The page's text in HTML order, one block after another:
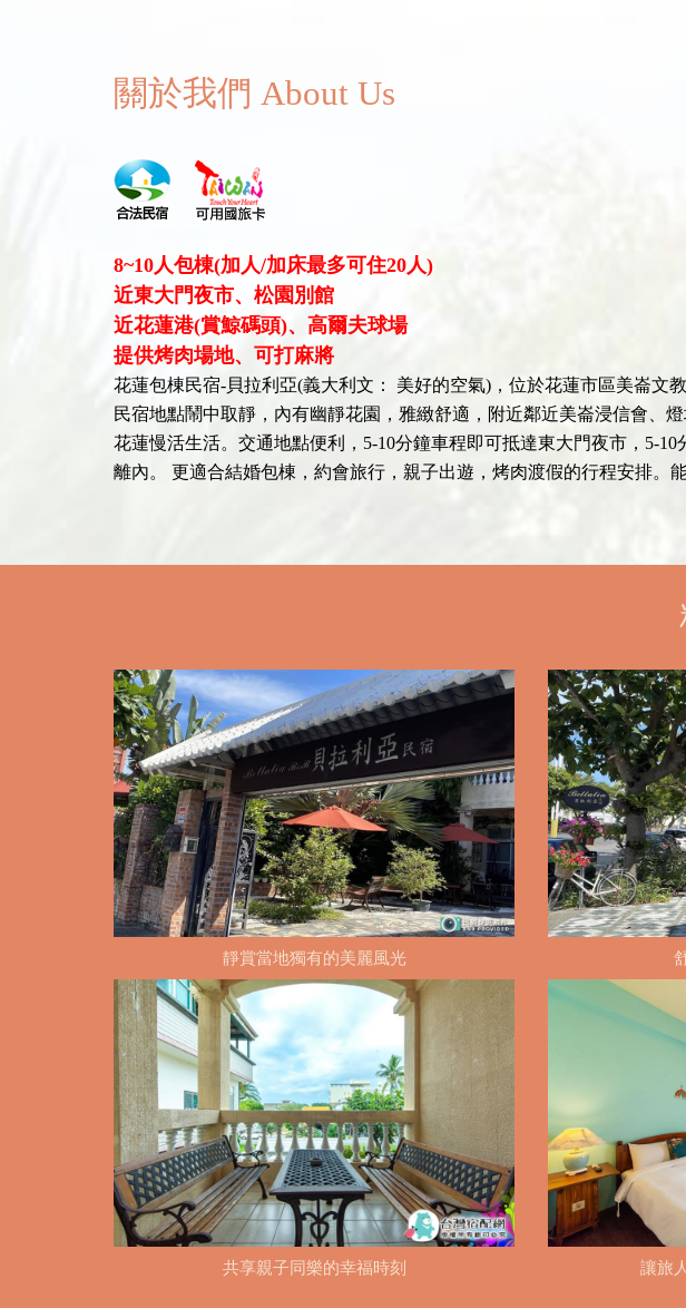
關於我們 About Us
8~10人包棟(加人/加床最多可住20人)
近東大門夜市、松園別館
近花蓮港(賞鯨碼頭)、高爾夫球場
提供烤肉場地、可打麻將
花蓮包棟民宿-貝拉利亞(義大利文： 美好的空氣)，位於花蓮市區美崙文
民宿地點鬧中取靜，內有幽靜花園，雅緻舒適，附近鄰近美崙浸信會、
花蓮慢活生活。交通地點便利，5-10分鐘車程即可抵達東大門夜市，5-
離內。 更適合結婚包棟，約會旅行，親子出遊，烤肉渡假的行程安排。
靜賞當地獨有的美麗風光
共享親子同樂的幸福時刻 讓旅